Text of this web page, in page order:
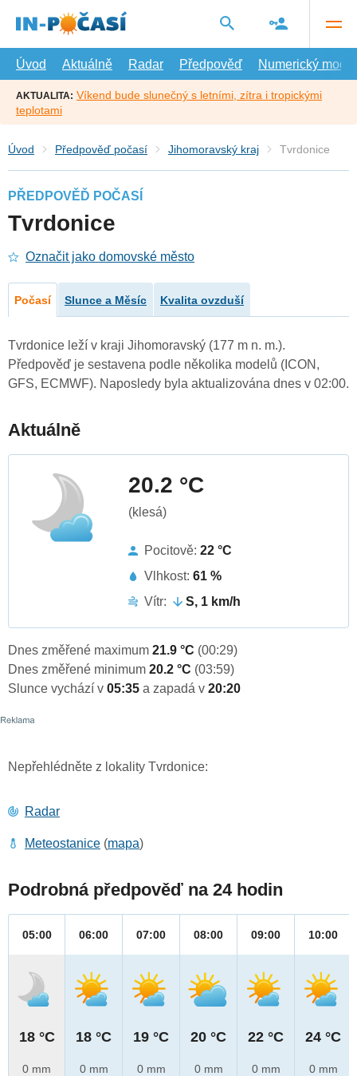
hlavní
Úvod
Aktuálně Radar Předpověď Numerický model
AKTUALITA: Víkend bude slunečný s letními, zítra i tropickými
teplotami
Úvod Předpověď počasí Jihomoravský kraj Tvrdonice
PŘEDPOVĚĎ POČASÍ
Tvrdonice
Označit jako domovské město
Počasí Slunce a Měsíc Kvalita ovzduší
Tvrdonice leží v kraji Jihomoravský (177 m n. m.).
Předpověď je sestavena podle několika modelů (ICON,
GFS, ECMWF). Naposledy byla aktualizována dnes v 02:00.
Aktuálně
20.2 °C
(klesá)
Pocitově: 22 °C
Vlhkost: 61 %
Vítr:
S, 1 km/h
Dnes změřené maximum 21.9 °C (00:29)
Dnes změřené minimum 20.2 °C (03:59)
Slunce vychází v 05:35 a zapadá v 20:20
Nepřehlédněte z lokality Tvrdonice:
Radar
Meteostanice (mapa)
Podrobná předpověď na 24 hodin
05:00
18 °C
0 mm
06:00
18 °C
0 mm
07:00
19 °C
0 mm
08:00
20 °C
0 mm
09:00
22 °C
0 mm
10:00
24 °C
0 mm